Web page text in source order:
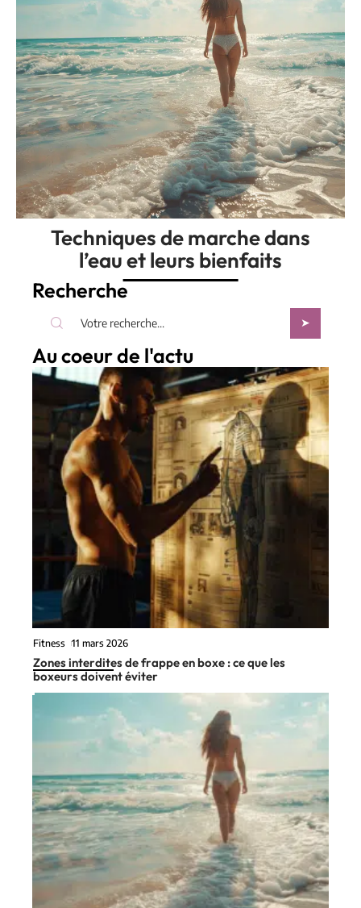
Techniques de marche dans
l’eau et leurs bienfaits
Recherche
Au coeur de l'actu
Fitness 11 mars 2026
Zones interdites de frappe en boxe : ce que les
boxeurs doivent éviter